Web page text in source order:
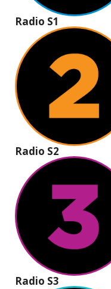
Radio S1
Radio S2
Radio S3